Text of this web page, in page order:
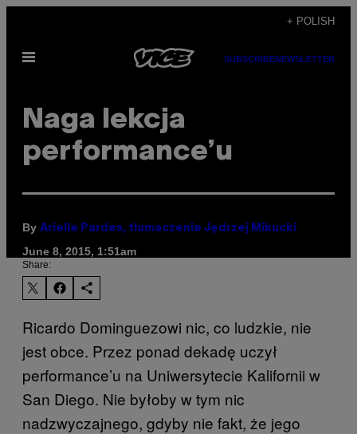
content
+ POLISH
Open
SUBSCRIBENEWSLETTER
Naga lekcja
performance’u
By Arielle Pardes, tlumaczenie Jędrzej Mikucki
June 8, 2015, 1:51am
Share:
Ricardo Dominguezowi nic, co ludzkie, nie
jest obce. Przez ponad dekadę uczył
performance’u na Uniwersytecie Kalifornii w
San Diego. Nie byłoby w tym nic
nadzwyczajnego, gdyby nie fakt, że jego